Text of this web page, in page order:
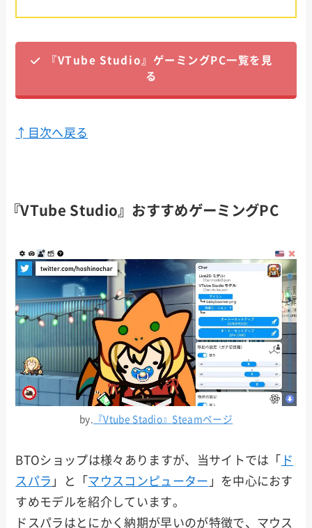
『VTube Studio』ゲーミングPC一覧を見
る
↑目次へ戻る
『VTube Studio』おすすめゲーミングPC
by. 『Vtube Stadio』Steamページ
BTOショップは様々ありますが、当サイトでは「
ド
スパラ 」と「 マウスコンピューター 」を中心におす
すめモデルを紹介しています。
ドスパラはとにかく納期が早いのが特徴で、マウス